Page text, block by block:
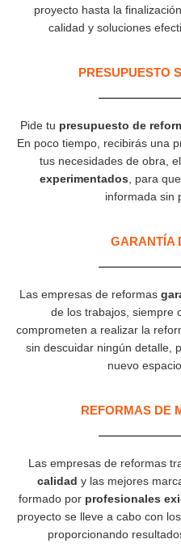
proyecto hasta la
calidad y soluciones
PRESUPUESTO
Pide tu presupuesto de
En poco tiempo, recibirás una
tus necesidades de obra,
experimentados , para
informada sin
GARANTÍA
Las empresas de reformas
de los trabajos, siempre
comprometen a realizar la
sin descuidar ningún detalle,
nuevo
REFORMAS DE
Las empresas de reformas
calidad y las mejores
formado por profesionales
proyecto se lleve a cabo con
proporcionando